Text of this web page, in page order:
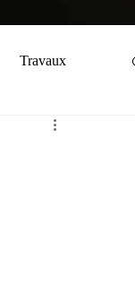
Travaux